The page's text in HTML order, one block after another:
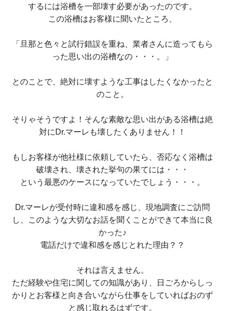
するには浴槽を一部壊す必要があったのです。
この浴槽はお客様に聞いたところ、
「旦那と色々と試行錯誤を重ね、業者さんに造ってもら
った思い出の浴槽なの・・・。」
とのことで、絶対に壊すような工事はしたくなかったと
のこと。
そりゃそうですよ！そんな素敵な思い出がある浴槽は絶
対にDr.マーレも壊したくありません！！
もしお客様が他社様に依頼していたら、否応なく浴槽は
破壊され、壊された挙句の果てには・・・
という最悪のケースになっていたでしょう・・・。
Dr.マーレが受付時に違和感を感じ、現地調査にご訪問
し、このような大切なお話を聞くことができて本当に良
かった♪
電話だけで違和感を感じとれた理由？？
それは言えません。
ただ経験や住宅に関しての知識があり、日ごろからしっ
かりとお客様と向き合いながら仕事をしていればおのず
と感じ取れるはずです。